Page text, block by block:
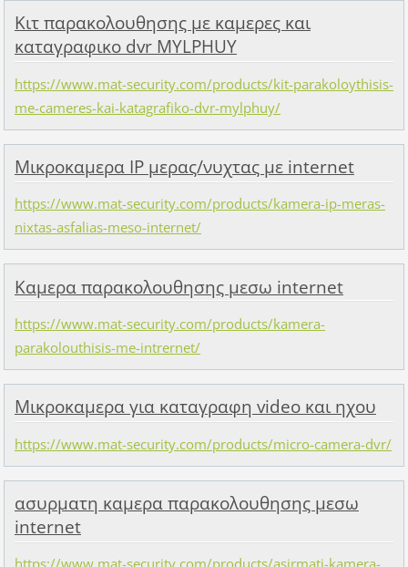
Kιτ παρακολουθησης με καμερες και
καταγραφικο dvr MYLPHUY
https://www.mat-security.com/products/kit-parakoloythisis-
me-cameres-kai-katagrafiko-dvr-mylphuy/
Μικροκαμερα IP μερας/νυχτας με internet
https://www.mat-security.com/products/kamera-ip-meras-
nixtas-asfalias-meso-internet/
Καμερα παρακολουθησης μεσω internet
https://www.mat-security.com/products/kamera-
parakolouthisis-me-intrernet/
Μικροκαμερα για καταγραφη video και ηχου
https://www.mat-security.com/products/micro-camera-dvr/
ασυρματη καμερα παρακολουθησης μεσω
internet